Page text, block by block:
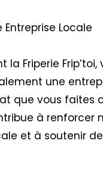
Entreprise Locale
la Friperie Frip’toi,
une
que vous faites
à renforcer
et à soutenir